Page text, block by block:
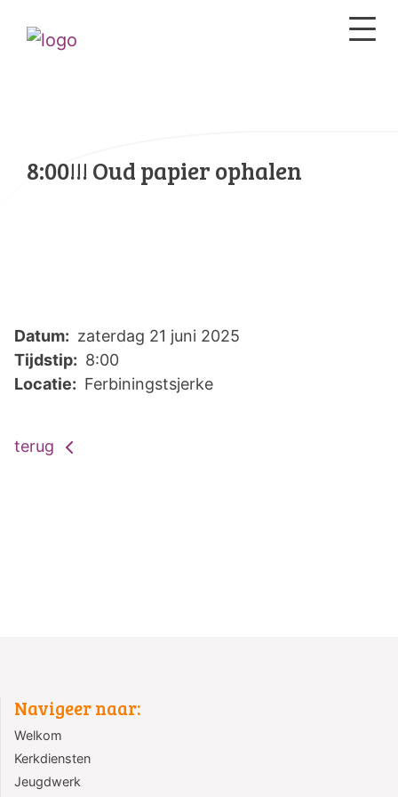
8:00!!! Oud papier ophalen
Datum: zaterdag 21 juni 2025
Tijdstip: 8:00
Locatie: Ferbiningstsjerke
terug
Navigeer naar:
Welkom
Kerkdiensten
Jeugdwerk